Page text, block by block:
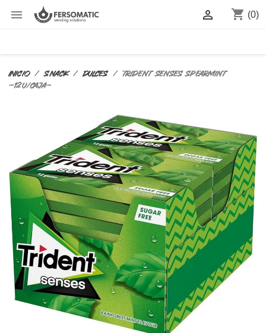
 shopping_cart (0)

Inicio SNACK DULCES
TRIDENT SENSES SPEARMINT
-12U/CAJA-